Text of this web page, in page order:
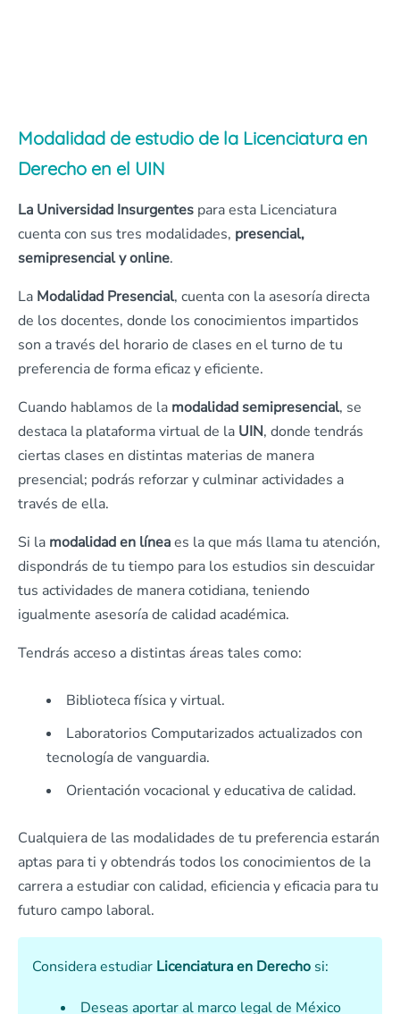
Modalidad de estudio de la Licenciatura en
Derecho en el UIN
La Universidad Insurgentes para esta Licenciatura
cuenta con sus tres modalidades, presencial,
semipresencial y online.
La Modalidad Presencial, cuenta con la asesoría directa
de los docentes, donde los conocimientos impartidos
son a través del horario de clases en el turno de tu
preferencia de forma eficaz y eficiente.
Cuando hablamos de la modalidad semipresencial, se
destaca la plataforma virtual de la UIN, donde tendrás
ciertas clases en distintas materias de manera
presencial; podrás reforzar y culminar actividades a
través de ella.
Si la modalidad en líneaes la que más llama tu atención,
dispondrás de tu tiempo para los estudios sin descuidar
tus actividades de manera cotidiana, teniendo
igualmente asesoría de calidad académica.
Tendrás acceso a distintas áreas tales como:
Biblioteca física y virtual.
Laboratorios Computarizados actualizados con
tecnología de vanguardia.
Orientación vocacional y educativa de calidad.
Cualquiera de las modalidades de tu preferencia estarán
aptas para ti y obtendrás todos los conocimientos de la
carrera a estudiar con calidad, eficiencia y eficacia para tu
futuro campo laboral.
Considera estudiar Licenciatura en Derecho si:
Deseas aportar al marco legal de México